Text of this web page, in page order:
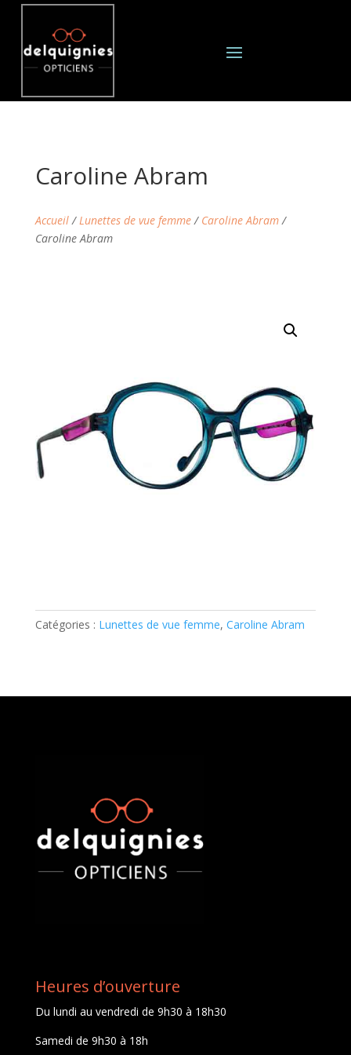
Caroline Abram
Accueil/Lunettes de vue femme/ Caroline Abram/
Caroline Abram
Catégories : Lunettes de vue femme, Caroline Abram
Heures d’ouverture
Du lundi au vendredi de 9h30 à 18h30
Samedi de 9h30 à 18h